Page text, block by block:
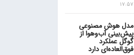
17:57
مدل هوش مصنوعی
پیش‌بینی آب‌و‌هوا از
گوگل عملکرد
فوق‌العاده‌ای دارد